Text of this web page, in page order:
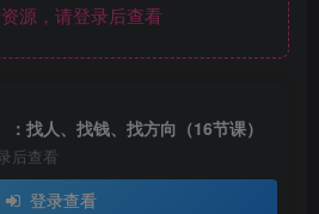
源，请登录后查看
找人、找钱、找方向（16节课）
后查看
登录查看